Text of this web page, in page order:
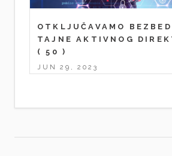
OTKLJUČAVAMO
TAJNE AKTIVNOG
( 50 )
JUN 29, 2023